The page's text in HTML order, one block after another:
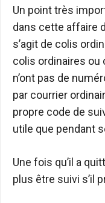
Un point très
dans cette affaire
s’agit de colis
colis ordinaires ou
n’ont pas de
par courrier
propre code de
utile que pendant
Une fois qu’il a
plus être suivi s’il